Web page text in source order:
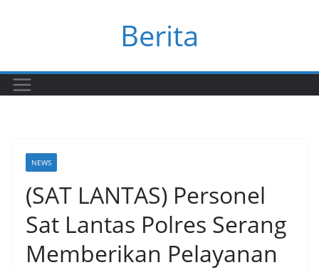
Berita
NEWS
(SAT LANTAS) Personel
Sat Lantas Polres Serang
Memberikan Pelayanan